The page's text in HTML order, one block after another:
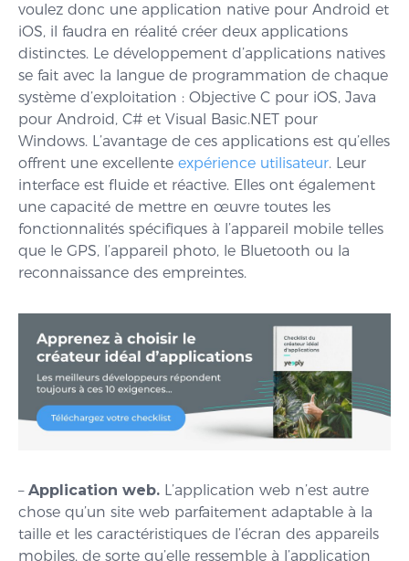
voulez donc une application native pour Android et
iOS, il faudra en réalité créer deux applications
distinctes. Le développement d’applications natives
se fait avec la langue de programmation de chaque
système d’exploitation : Objective C pour iOS, Java
pour Android, C# et Visual Basic.NET pour
Windows. L’avantage de ces applications est qu’elles
offrent une excellente expérience utilisateur. Leur
interface est fluide et réactive. Elles ont également
une capacité de mettre en œuvre toutes les
fonctionnalités spécifiques à l’appareil mobile telles
que le GPS, l’appareil photo, le Bluetooth ou la
reconnaissance des empreintes.
– Application web. L’application web n’est autre
chose qu’un site web parfaitement adaptable à la
taille et les caractéristiques de l’écran des appareils
mobiles, de sorte qu’elle ressemble à l’application